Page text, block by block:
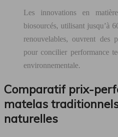
Les innovations en
biosourcés, utilisant jusqu’à
renouvelables, ouvrent des
pour concilier performance
environnementale.
Comparatif prix-
matelas
naturelles